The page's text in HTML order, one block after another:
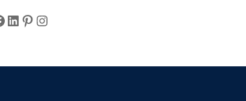
LinkedIn
Pinterest
Instagram